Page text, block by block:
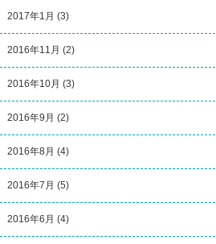
2017年1月 (3)
2016年11月 (2)
2016年10月 (3)
2016年9月 (2)
2016年8月 (4)
2016年7月 (5)
2016年6月 (4)